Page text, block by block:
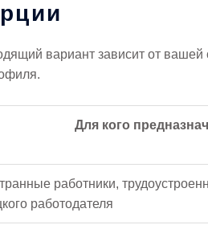
вариант зависит от вашей
Для кого
работники,
работодателя